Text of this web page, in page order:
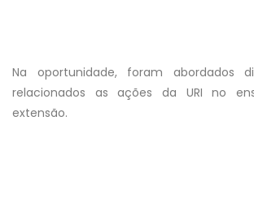
Na oportunidade, foram abordados
relacionados as ações da URI no
extensão.